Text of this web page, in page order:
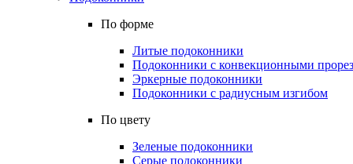
По форме
Литые подоконники
Подоконники с конвекционными
Эркерные подоконники
Подоконники с радиусным изгибом
По цвету
Зеленые подоконники
Серые подоконники